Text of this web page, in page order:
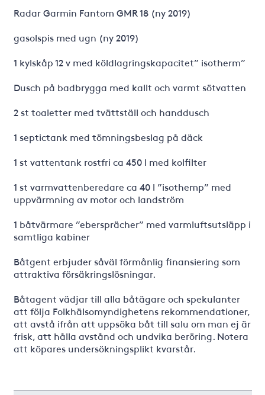
Radar Garmin Fantom GMR 18 (ny 2019)
gasolspis med ugn (ny 2019)
1 kylskåp 12 v med köldlagringskapacitet” isotherm”
Dusch på badbrygga med kallt och varmt sötvatten
2 st toaletter med tvättställ och handdusch
1 septictank med tömningsbeslag på däck
1 st vattentank rostfri ca 450 l med kolfilter
1 st varmvattenberedare ca 40 l ”isothemp” med
uppvärmning av motor och landström
1 båtvärmare ”ebersprächer” med varmluftsutsläpp i
samtliga kabiner
Båtgent erbjuder såväl förmånlig finansiering som
attraktiva försäkringslösningar.
Båtagent vädjar till alla båtägare och spekulanter
att följa Folkhälsomyndighetens rekommendationer,
att avstå ifrån att uppsöka båt till salu om man ej är
frisk, att hålla avstånd och undvika beröring. Notera
att köpares undersökningsplikt kvarstår.